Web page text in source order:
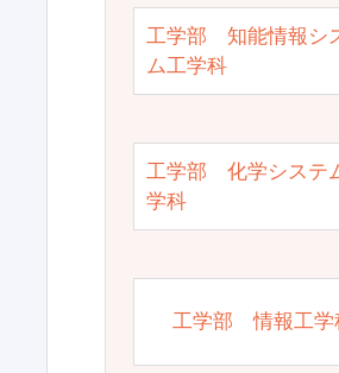
工学部 知能情報シ
ム工学科
工学部 化学システ
学科
工学部 情報工学